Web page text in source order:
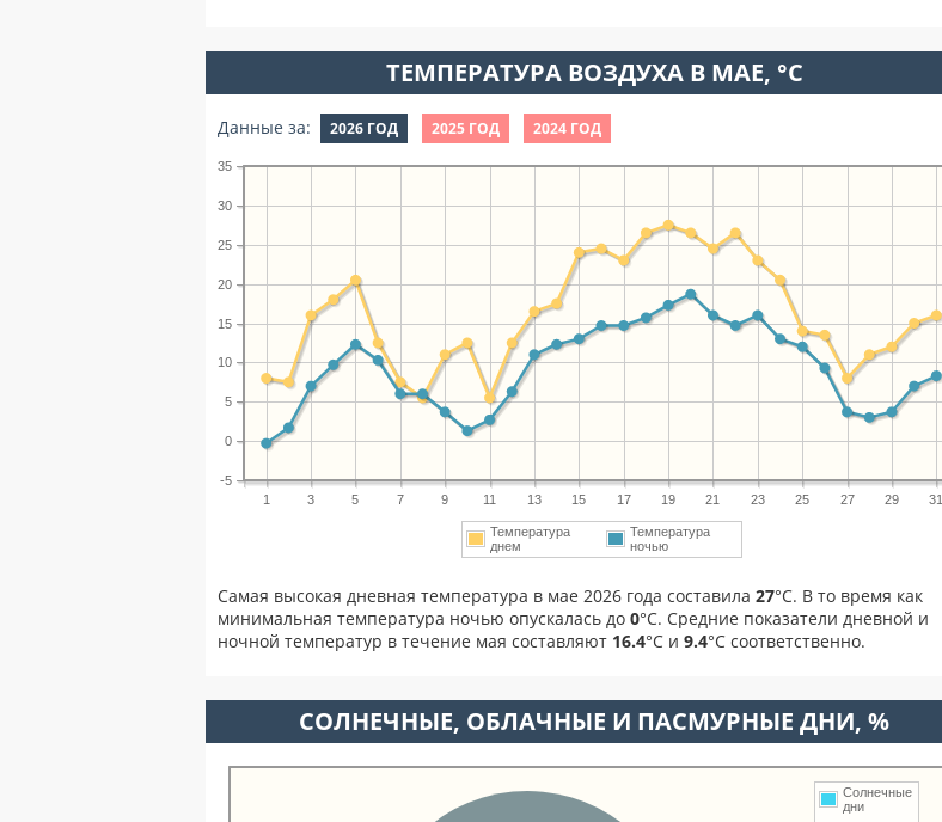
ТЕМПЕРАТУРА ВОЗДУХА В МАЕ, °C
Данные за: 2026 ГОД 2025 ГОД 2024 ГОД
1 3 5 7 9 11 13 15 17 19 21 23 25 27 29 31
-5
0
5
10
15
20
25
30
35
Температура
днем
Температура
ночью
Самая высокая дневная температура в мае 2026 года составила 27°С. В то время как
минимальная температура ночью опускалась до 0°C. Средние показатели дневной и
ночной температур в течение мая составляют 16.4°С и 9.4°С соответственно.
CОЛНЕЧНЫЕ, ОБЛАЧНЫЕ И ПАСМУРНЫЕ ДНИ, %
Солнечные
дни